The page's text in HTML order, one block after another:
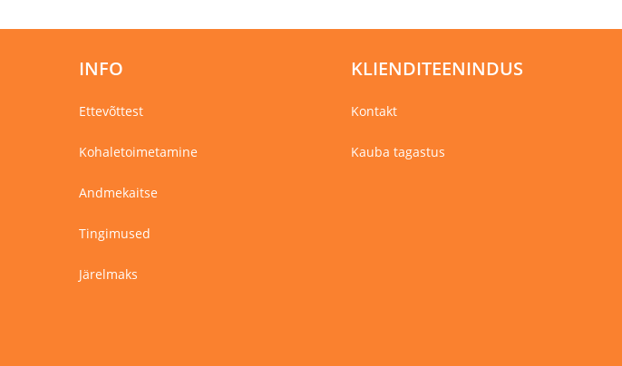
tootelehel.
INFO
Ettevõttest
Kohaletoimetamine
Andmekaitse
Tingimused
Järelmaks
KLIENDITEENINDUS
Kontakt
Kauba tagastus